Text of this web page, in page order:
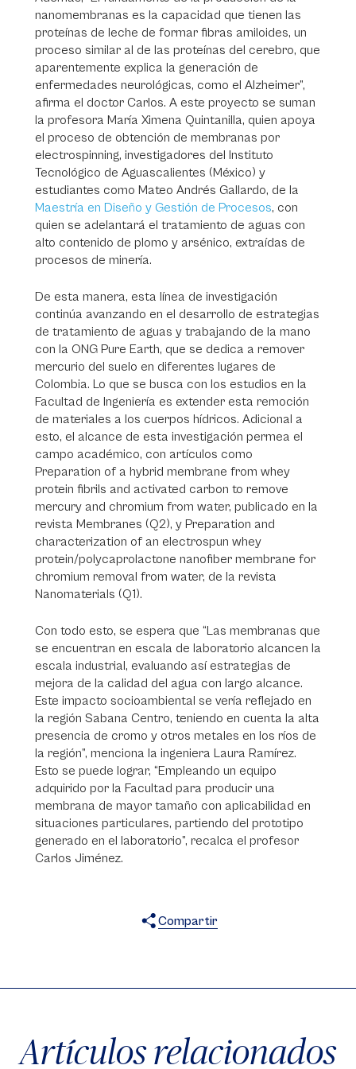
nanomembranas es la capacidad que tienen las
proteínas de leche de formar fibras amiloides, un
proceso similar al de las proteínas del cerebro, que
aparentemente explica la generación de
enfermedades neurológicas, como el Alzheimer”,
afirma el doctor Carlos. A este proyecto se suman
la profesora María Ximena Quintanilla, quien apoya
el proceso de obtención de membranas por
electrospinning, investigadores del Instituto
Tecnológico de Aguascalientes (México) y
estudiantes como Mateo Andrés Gallardo, de la
Maestría en Diseño y Gestión de Procesos, con
quien se adelantará el tratamiento de aguas con
alto contenido de plomo y arsénico, extraídas de
procesos de minería.
De esta manera, esta línea de investigación
continúa avanzando en el desarrollo de estrategias
de tratamiento de aguas y trabajando de la mano
con la ONG Pure Earth, que se dedica a remover
mercurio del suelo en diferentes lugares de
Colombia. Lo que se busca con los estudios en la
Facultad de Ingeniería es extender esta remoción
de materiales a los cuerpos hídricos. Adicional a
esto, el alcance de esta investigación permea el
campo académico, con artículos como
Preparation of a hybrid membrane from whey
protein fibrils and activated carbon to remove
mercury and chromium from water, publicado en la
revista Membranes (Q2), y Preparation and
characterization of an electrospun whey
protein/polycaprolactone nanofiber membrane for
chromium removal from water, de la revista
Nanomaterials (Q1).
Con todo esto, se espera que “Las membranas que
se encuentran en escala de laboratorio alcancen la
escala industrial, evaluando así estrategias de
mejora de la calidad del agua con largo alcance.
Este impacto socioambiental se vería reflejado en
la región Sabana Centro, teniendo en cuenta la alta
presencia de cromo y otros metales en los ríos de
la región”, menciona la ingeniera Laura Ramírez.
Esto se puede lograr, “Empleando un equipo
adquirido por la Facultad para producir una
membrana de mayor tamaño con aplicabilidad en
situaciones particulares, partiendo del prototipo
generado en el laboratorio”, recalca el profesor
Carlos Jiménez.
Compartir
Artículos relacionados